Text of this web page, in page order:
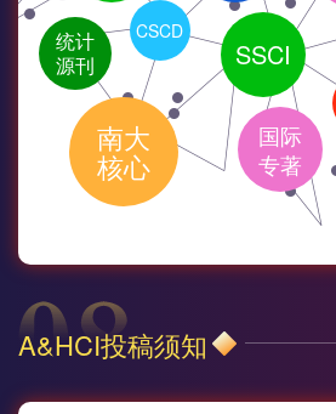
SSCI
统计
源刊
CSCD
南大
核心
国际
专著
A&HCI投稿须知